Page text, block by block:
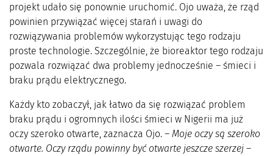
projekt udało się ponownie uruchomić. Ojo uważa, że rząd
powinien przywiązać więcej starań i uwagi do
rozwiązywania problemów wykorzystując tego rodzaju
proste technologie. Szczególnie, że bioreaktor tego rodzaju
pozwala rozwiązać dwa problemy jednocześnie – śmieci i
braku prądu elektrycznego.
Każdy kto zobaczył, jak łatwo da się rozwiązać problem
braku prądu i ogromnych ilości śmieci w Nigerii ma już
oczy szeroko otwarte, zaznacza Ojo. – Moje oczy są szeroko
otwarte. Oczy rządu powinny być otwarte jeszcze szerzej –